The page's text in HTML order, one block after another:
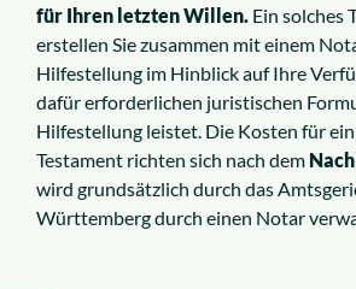
für Ihren letzten Willen. Ein solches
erstellen Sie zusammen mit einem
Hilfestellung im Hinblick auf Ihre
dafür erforderlichen juristischen
Hilfestellung leistet. Die Kosten für
Testament richten sich nach dem
wird grundsätzlich durch das
Württemberg durch einen Notar